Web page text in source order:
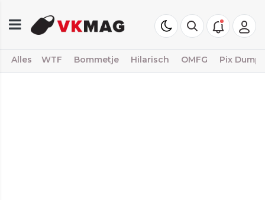
Alles WTF Bommetje Hilarisch OMFG Pix Dump